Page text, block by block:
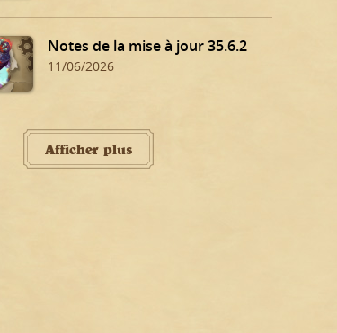
Notes de la mise à jour 35.6.2
11/06/2026
Afficher plus